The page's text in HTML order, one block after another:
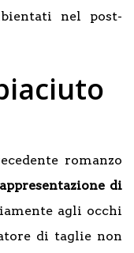
nel post-
romanzo
di
agli occhi
di taglie non